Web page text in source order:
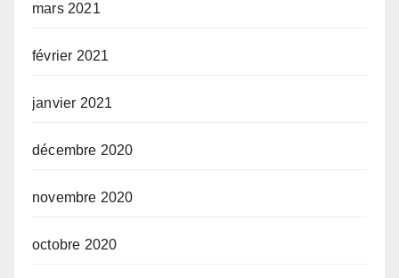
mars 2021
février 2021
janvier 2021
décembre 2020
novembre 2020
octobre 2020